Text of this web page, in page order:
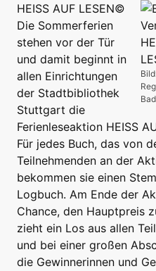
HEISS AUF LESEN©
Die Sommerferien
stehen vor der Tür
und damit beginnt in
allen Einrichtungen
der Stadtbibliothek
Stuttgart die
Ferienleseaktion HEISS
Für jedes Buch, das von
Teilnehmenden an der
bekommen sie einen
Logbuch. Am Ende der
Chance, den Hauptpreis
zieht ein Los aus allen
und bei einer großen
die Gewinnerinnen und